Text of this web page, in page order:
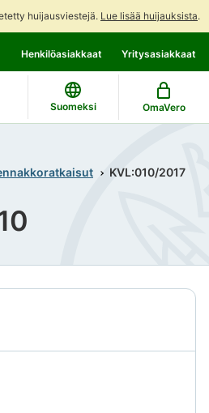
huijausviestejä. Lue lisää huijauksista.
suoraan
sisältöön
koko
sivuston
hakuun
Henkilöasiakkaat Yritysasiakkaat
Suomeksi OmaVero
KVL:010/2017